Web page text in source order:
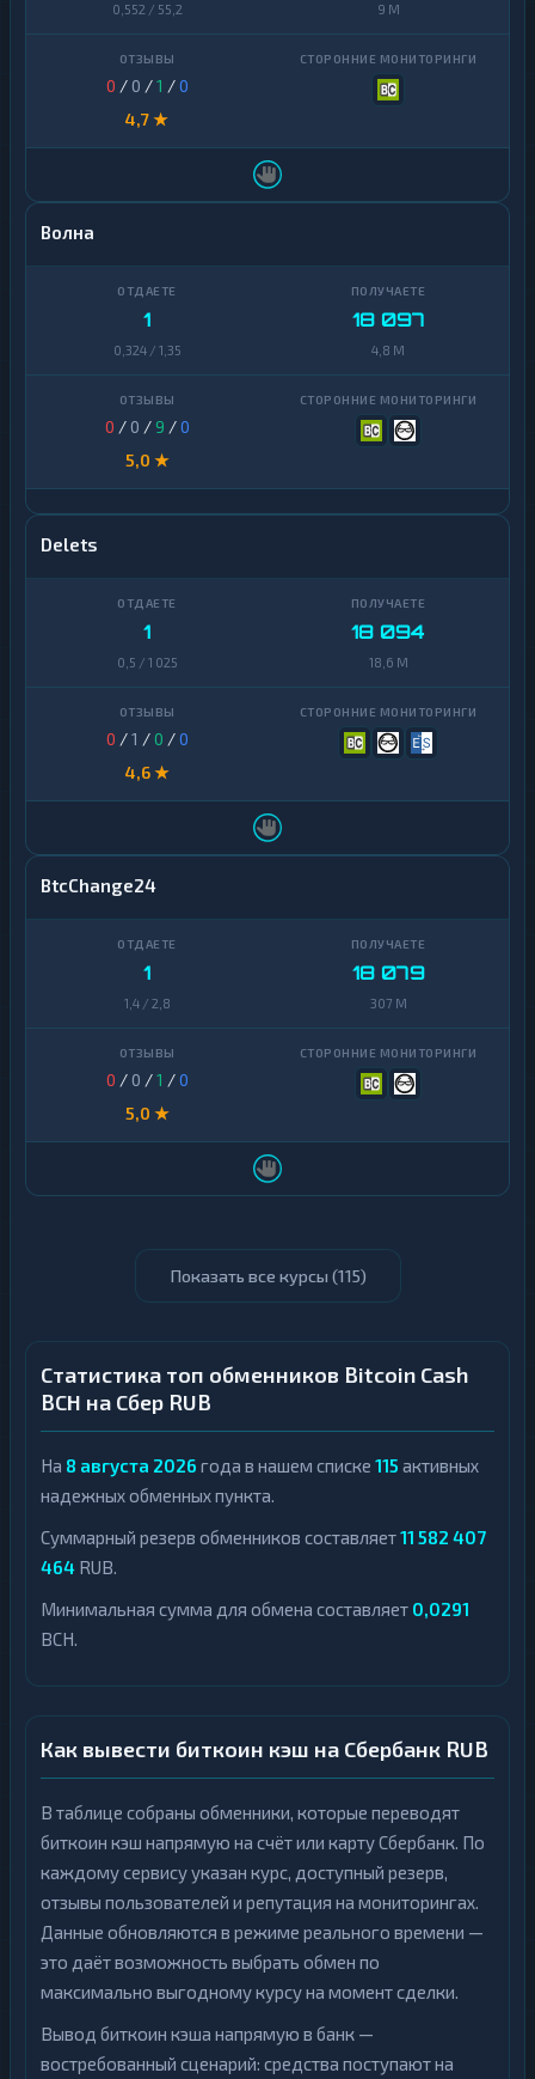
0,552 / 55,2 9 M
0 / 0 /1 /0
4,7 ★
Волна
1
0,324 / 1,35
18 097
4,8 M
0 / 0 / 9 /0
5,0 ★
Delets
1
0,5 / 1 025
18 094
18,6 M
0 /1 /0 /0
4,6 ★
BtcChange24
1
1,4 / 2,8
18 079
307 M
0 / 0 /1 /0
5,0 ★
Показать все курсы (115)
Статистика топ обменников Bitcoin Cash
BCH на Сбер RUB
На 8 августа 2026 года в нашем списке 115 активных
надежных обменных пункта.
Суммарный резерв обменников составляет11 582 407
464 RUB.
Минимальная сумма для обмена составляет 0,0291
BCH.
Как вывести биткоин кэш на Сбербанк RUB
В таблице собраны обменники, которые переводят
биткоин кэш напрямую на счёт или карту Сбербанк. По
каждому сервису указан курс, доступный резерв,
отзывы пользователей и репутация на мониторингах.
Данные обновляются в режиме реального времени —
это даёт возможность выбрать обмен по
максимально выгодному курсу на момент сделки.
Вывод биткоин кэша напрямую в банк —
востребованный сценарий: средства поступают на